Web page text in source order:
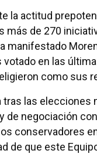
la actitud
más de 270
manifestado
en las
como sus
tras las
de negociación
conservadores
de que este